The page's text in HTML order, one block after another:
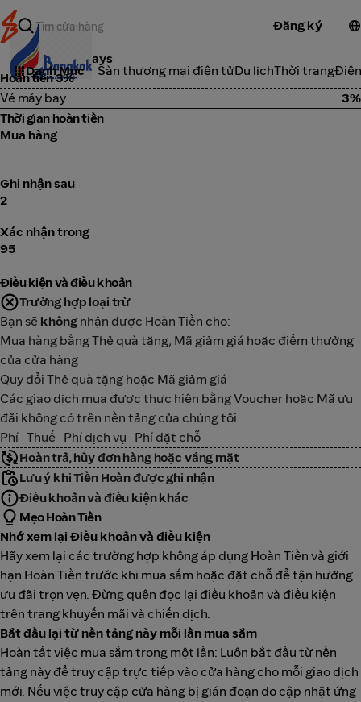
Đăng ký
Danh Mục Sàn thương mại điện tửDu lịchThời trang
Bangkok Airways
Hoàn tiền 3%
Vé máy bay
3%
Thời gian hoàn tiền
Mua hàng
Ghi nhận sau
2
Xác nhận trong
95
Điều kiện và điều khoản
Trường hợp loại trừ
Bạn sẽ không nhận được Hoàn Tiền cho:
Mua hàng bằng Thẻ quà tặng, Mã giảm giá hoặc điểm thưởng
của cửa hàng
Quy đổi Thẻ quà tặng hoặc Mã giảm giá
Các giao dịch mua được thực hiện bằng Voucher hoặc Mã ưu
đãi không có trên nền tảng của chúng tôi
Phí · Thuế · Phí dịch vụ · Phí đặt chỗ
Hoàn trả, hủy đơn hàng hoặc vắng mặt
Lưu ý khi Tiền Hoàn được ghi nhận
Điều khoản và điều kiện khác
Mẹo Hoàn Tiền
Nhớ xem lại Điều khoản và điều kiện
Hãy xem lại các trường hợp không áp dụng Hoàn Tiền và giới
hạn Hoàn Tiền trước khi mua sắm hoặc đặt chỗ để tận hưởng
ưu đãi trọn vẹn. Đừng quên đọc lại điều khoản và điều kiện
trên trang khuyến mãi và chiến dịch.
Bắt đầu lại từ nền tảng này mỗi lần mua sắm
Hoàn tất việc mua sắm trong một lần: Luôn bắt đầu từ nền
tảng này để truy cập trực tiếp vào cửa hàng cho mỗi giao dịch
mới. Nếu việc truy cập cửa hàng bị gián đoạn do cập nhật ứng